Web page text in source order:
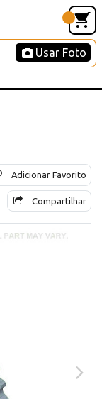
Usar Foto
Adicionar Favorito
Compartilhar